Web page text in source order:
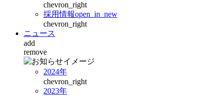
chevron_right
採用情報open_in_new
chevron_right
ニュース
add
remove
2024年
chevron_right
2023年